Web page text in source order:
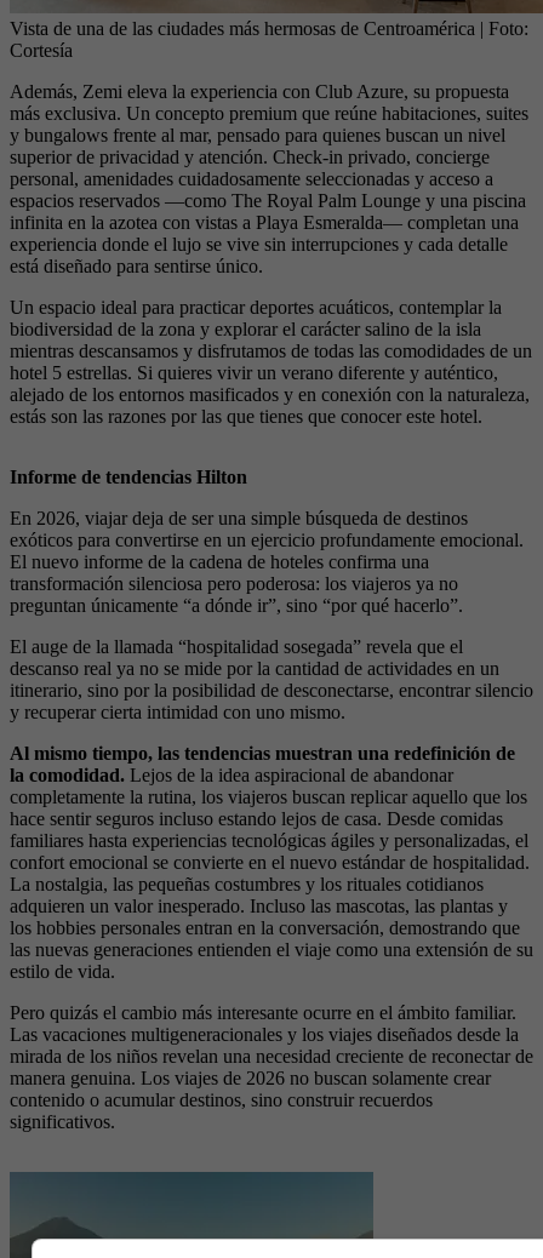
Vista de una de las ciudades más hermosas de Centroamérica | Foto:
Cortesía
Además, Zemi eleva la experiencia con Club Azure, su propuesta
más exclusiva. Un concepto premium que reúne habitaciones, suites
y bungalows frente al mar, pensado para quienes buscan un nivel
superior de privacidad y atención. Check-in privado, concierge
personal, amenidades cuidadosamente seleccionadas y acceso a
espacios reservados —como The Royal Palm Lounge y una piscina
infinita en la azotea con vistas a Playa Esmeralda— completan una
experiencia donde el lujo se vive sin interrupciones y cada detalle
está diseñado para sentirse único.
Un espacio ideal para practicar deportes acuáticos, contemplar la
biodiversidad de la zona y explorar el carácter salino de la isla
mientras descansamos y disfrutamos de todas las comodidades de un
hotel 5 estrellas. Si quieres vivir un verano diferente y auténtico,
alejado de los entornos masificados y en conexión con la naturaleza,
estás son las razones por las que tienes que conocer este hotel.
Informe de tendencias Hilton
En 2026, viajar deja de ser una simple búsqueda de destinos
exóticos para convertirse en un ejercicio profundamente emocional.
El nuevo informe de la cadena de hoteles confirma una
transformación silenciosa pero poderosa: los viajeros ya no
preguntan únicamente “a dónde ir”, sino “por qué hacerlo”.
El auge de la llamada “hospitalidad sosegada” revela que el
descanso real ya no se mide por la cantidad de actividades en un
itinerario, sino por la posibilidad de desconectarse, encontrar silencio
y recuperar cierta intimidad con uno mismo.
Al mismo tiempo, las tendencias muestran una redefinición de
la comodidad. Lejos de la idea aspiracional de abandonar
completamente la rutina, los viajeros buscan replicar aquello que los
hace sentir seguros incluso estando lejos de casa. Desde comidas
familiares hasta experiencias tecnológicas ágiles y personalizadas, el
confort emocional se convierte en el nuevo estándar de hospitalidad.
La nostalgia, las pequeñas costumbres y los rituales cotidianos
adquieren un valor inesperado. Incluso las mascotas, las plantas y
los hobbies personales entran en la conversación, demostrando que
las nuevas generaciones entienden el viaje como una extensión de su
estilo de vida.
Pero quizás el cambio más interesante ocurre en el ámbito familiar.
Las vacaciones multigeneracionales y los viajes diseñados desde la
mirada de los niños revelan una necesidad creciente de reconectar de
manera genuina. Los viajes de 2026 no buscan solamente crear
contenido o acumular destinos, sino construir recuerdos
significativos.